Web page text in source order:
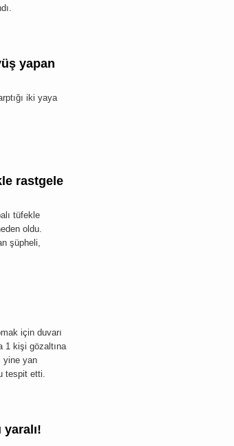
yapan
iki yaya
rastgele
tüfekle
oldu.
şüpheli,
için duvarı
1 kişi gözaltına
yine yan
tespit etti.
yaralı!